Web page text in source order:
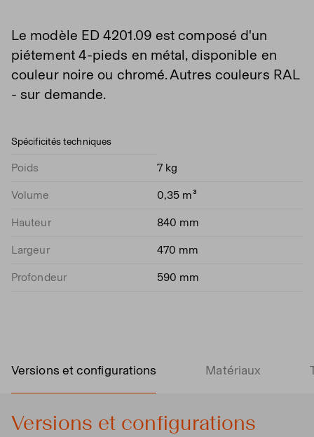
Le modèle ED 4201.09 est composé d'un
piétement 4-pieds en métal, disponible en
couleur noire ou chromé. Autres couleurs RAL
- sur demande.
Spécificités techniques
Poids 7 kg
Volume 0,35 m³
Hauteur 840 mm
Largeur 470 mm
Profondeur 590 mm
Versions et configurations Matériaux
Versions et configurations